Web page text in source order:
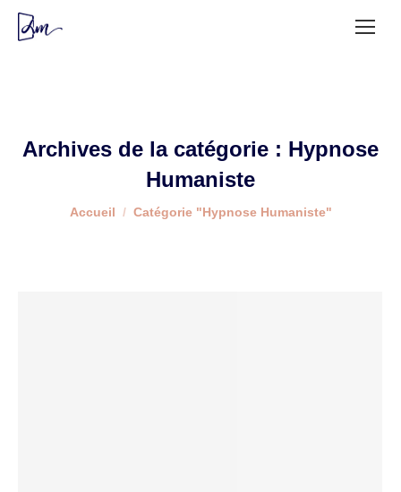
Archives de la catégorie : Hypnose
Humaniste
Vous êtes ici :
Accueil Catégorie "Hypnose Humaniste"